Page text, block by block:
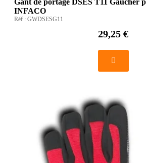
INFACO
Réf : GWDSESG11
29,25 €